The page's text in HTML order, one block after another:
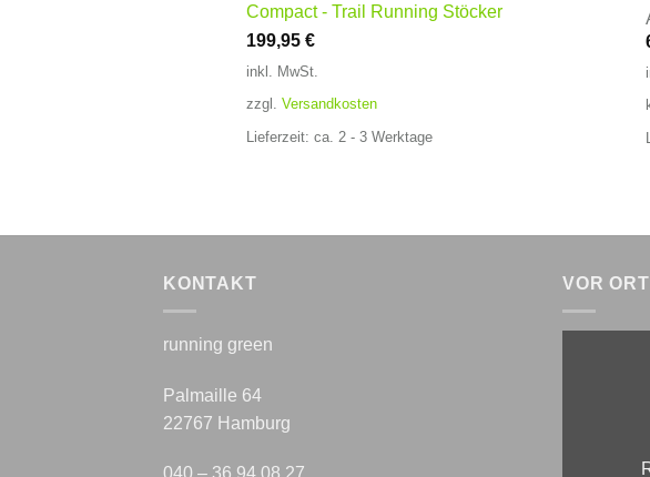
Compact - Trail Running Stöcker
199,95 €
inkl. MwSt.
zzgl. Versandkosten
Lieferzeit: ca. 2 - 3 Werktage
KONTAKT
running green
Palmaille 64
22767 Hamburg
VOR ORT